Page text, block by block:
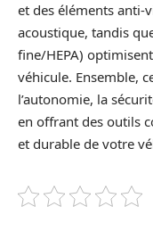
et des éléments
acoustique, tandis
fine/HEPA)
véhicule. Ensemble,
l’autonomie, la
en offrant des outils
et durable de votre